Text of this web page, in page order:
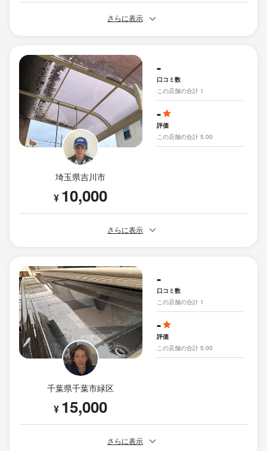
さらに表示
埼玉県吉川市
¥ 10,000
-
口コミ数
この店舗の合計 1
-
評価
この店舗の合計 5.00
さらに表示
千葉県千葉市緑区
¥ 15,000
-
口コミ数
この店舗の合計 1
-
評価
この店舗の合計 5.00
さらに表示